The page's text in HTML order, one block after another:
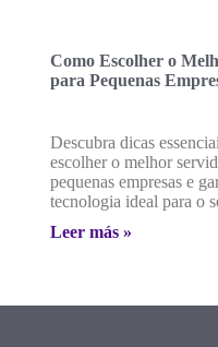
Como Escolher o
para Pequenas
Descubra dicas
escolher o melhor
pequenas empresas e
tecnologia ideal para o
Leer más »